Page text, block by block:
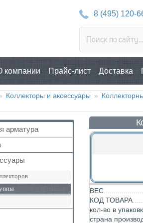
8 (495) 120-
компании Прайс-лист Доставка
Коллекторы и аксессуары »
арматура
воды
техники
ВЕС
КОД ТОВАРА
кол-во в
страна